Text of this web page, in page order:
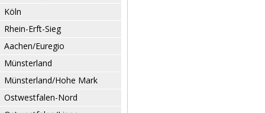
Köln
Rhein-Erft-Sieg
Aachen/Euregio
Münsterland
Münsterland/Hohe Mark
Ostwestfalen-Nord